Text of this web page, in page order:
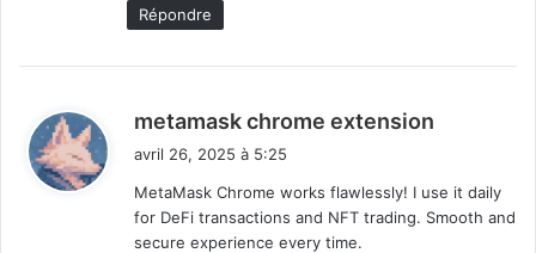
Répondre
metamask chrome extension
:
avril 26, 2025 à 5:25
MetaMask Chrome works flawlessly! I use it daily
for DeFi transactions and NFT trading. Smooth and
secure experience every time.